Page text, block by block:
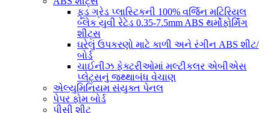
ફૂડ ગ્રેડ પ્લાસ્ટિકની 100% વર્જિન મટિરિયલ
બ્લેક યુવી રેટેડ 0.35-7.5mm ABS થર્મોફોર્મિંગ
શીટ્સ
ઘરેલું ઉપકરણો માટે કાળી અને રંગીન ABS શીટ/
બોર્ડ
ચાઈનીઝ ફેક્ટરીઓમાં મલ્ટીકલર એબીએસ
પ્લેટ્સનું જથ્થાબંધ વેચાણ
એલ્યુમિનિયમ સંયુક્ત પેનલ
પેપર ફોમ બોર્ડ
પીસી શીટ